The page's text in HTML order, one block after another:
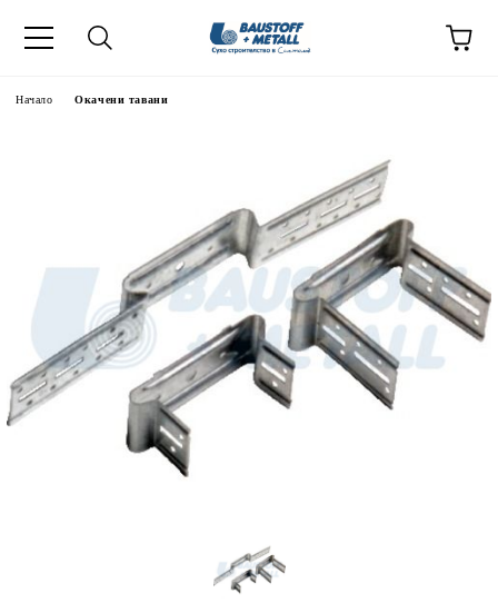
Начало Окачени тавани